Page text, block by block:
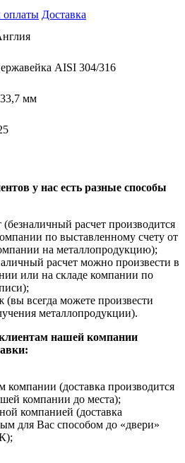
Доставка
AISI 304/316
33,7 мм
у нас есть разные способы
расчет производится
по выставленному счету от
на металлопродукцию);
расчет можно произвести в
или на складе компании по
всегда можете произвести
металлопродукции).
нашей компании
компании (доставка производится
компании до места);
компанией (доставка
для Вас способом до «двери»